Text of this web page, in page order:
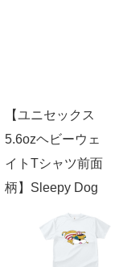
【ユニセックス
5.6ozヘビーウェ
イトTシャツ前面
柄】Sleepy Dog